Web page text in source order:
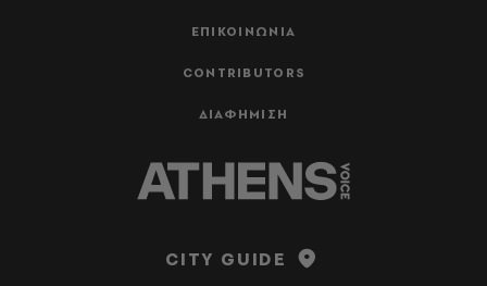
ΕΠΙΚΟΙΝΩΝΙΑ
CONTRIBUTORS
ΔΙΑΦΗΜΙΣΗ
CITY GUIDE